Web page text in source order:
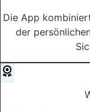
Die App
der